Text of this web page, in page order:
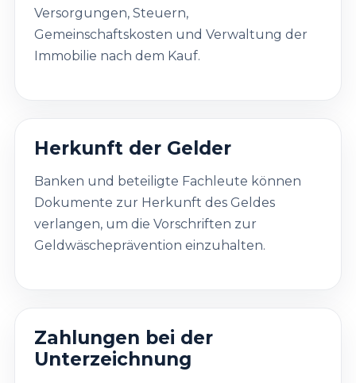
Versorgungen, Steuern,
Gemeinschaftskosten und Verwaltung der
Immobilie nach dem Kauf.
Herkunft der Gelder
Banken und beteiligte Fachleute können
Dokumente zur Herkunft des Geldes
verlangen, um die Vorschriften zur
Geldwäscheprävention einzuhalten.
Zahlungen bei der
Unterzeichnung